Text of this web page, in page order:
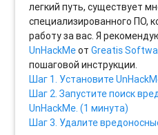
легкий путь, существует
специализированного ПО,
работу за вас. Я
UnHackMeотGreatis
пошаговой инструкции.
Шаг 1. Установите
Шаг 2. Запустите поиск
UnHackMe. (1 минута)
Шаг 3. Удалите